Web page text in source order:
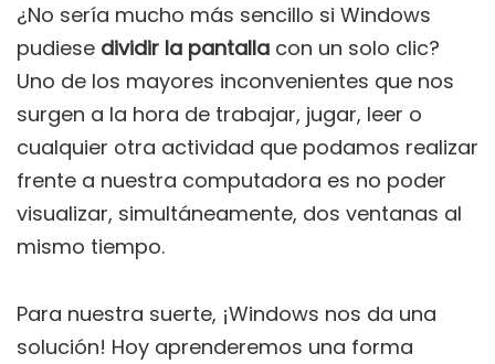
¿No sería mucho más sencillo si Windows
pudiese dividir la pantalla con un solo clic?
Uno de los mayores inconvenientes que nos
surgen a la hora de trabajar, jugar, leer o
cualquier otra actividad que podamos realizar
frente a nuestra computadora es no poder
visualizar, simultáneamente, dos ventanas al
mismo tiempo.
Para nuestra suerte, ¡Windows nos da una
solución! Hoy aprenderemos una forma